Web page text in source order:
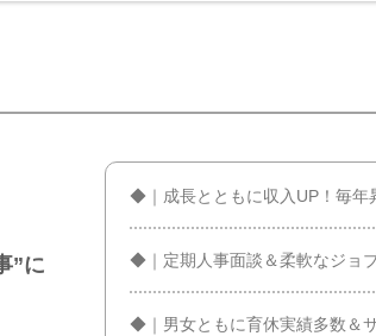
”に
◆｜成長とともに収入UP！毎年
◆｜定期人事面談＆柔軟なジョ
◆｜男女ともに育休実績多数＆